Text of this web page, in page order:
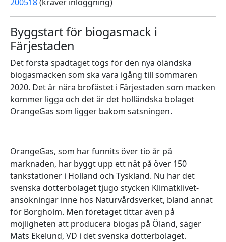
Byggstart för biogasmack i
Färjestaden
Det första spadtaget togs för den nya öländska
biogasmacken som ska vara igång till sommaren
2020. Det är nära brofästet i Färjestaden som macken
kommer ligga och det är det holländska bolaget
OrangeGas som ligger bakom satsningen.
OrangeGas, som har funnits över tio år på
marknaden, har byggt upp ett nät på över 150
tankstationer i Holland och Tyskland. Nu har det
svenska dotterbolaget tjugo stycken Klimatklivet-
ansökningar inne hos Naturvårdsverket, bland annat
för Borgholm. Men företaget tittar även på
möjligheten att producera biogas på Öland, säger
Mats Ekelund, VD i det svenska dotterbolaget.